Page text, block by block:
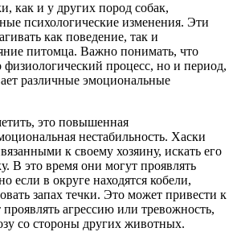
как и у других пород собак,
психологические изменения. Эти
как поведение, так и
питомца. Важно понимать, что
физиологический процесс, но и период,
различные эмоциональные
это повышенная
нестабильность. Хаски
к своему хозяину, искать его
В это время они могут проявлять
если в округе находятся кобели,
запах течки. Это может привести к
проявлять агрессию или тревожность,
со стороны других животных.